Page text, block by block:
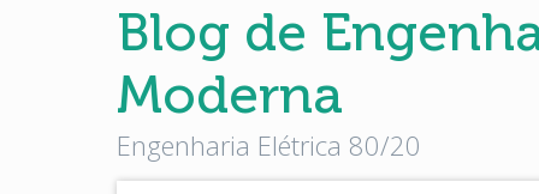
Blog de
Moderna
Engenharia Elétrica 80/20